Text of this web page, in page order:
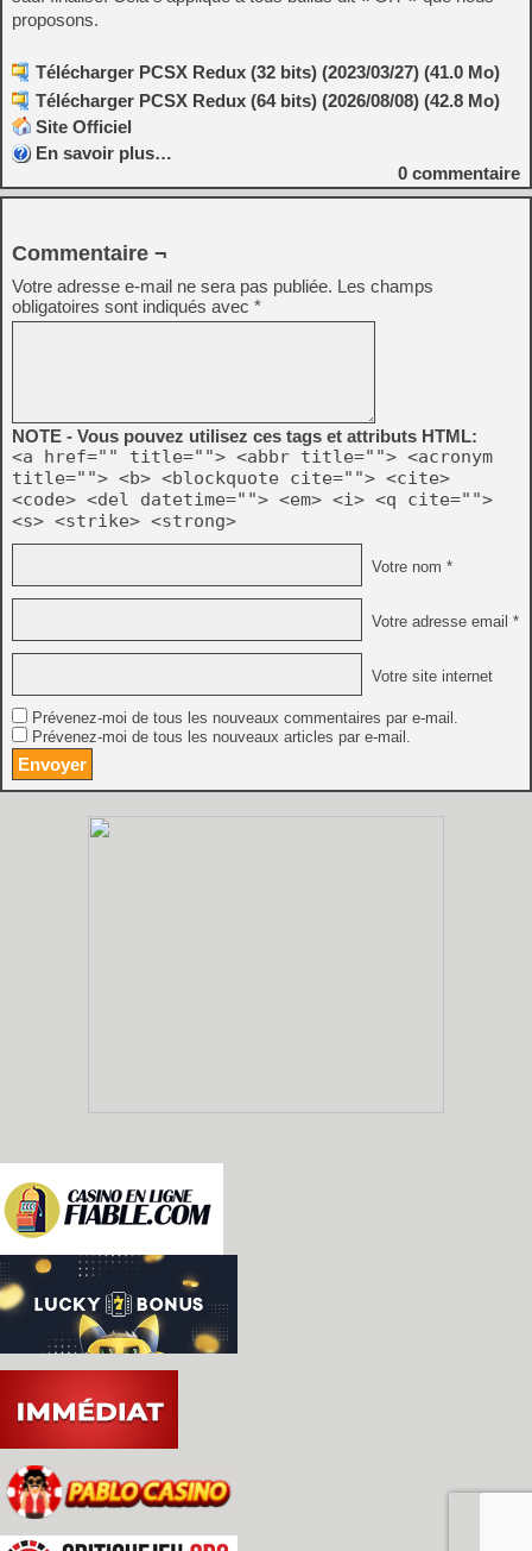
proposons.
Télécharger PCSX Redux (32 bits) (2023/03/27) (41.0 Mo)
Télécharger PCSX Redux (64 bits) (2026/08/08) (42.8 Mo)
Site Officiel
En savoir plus…
0 commentaire
Commentaire ¬
Votre adresse e-mail ne sera pas publiée. Les champs
obligatoires sont indiqués avec *
NOTE - Vous pouvez utilisez ces tags et attributs HTML:
<a href="" title=""> <abbr title=""> <acronym
title=""> <b> <blockquote cite=""> <cite>
<code> <del datetime=""> <em> <i> <q cite="">
<s> <strike> <strong>
Votre nom *
Votre adresse email *
Votre site internet
Prévenez-moi de tous les nouveaux commentaires par e-mail.
Prévenez-moi de tous les nouveaux articles par e-mail.